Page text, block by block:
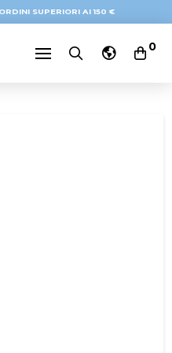
SUPERIORI AI 150 €
0